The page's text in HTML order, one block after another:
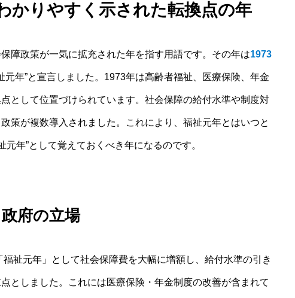
かりやすく示された転換点の年
障政策が一気に拡充された年を指す用語です。その年は1973
元年”と宣言しました。1973年は高齢者福祉、医療保険、年金
として位置づけられています。社会保障の給付水準や制度対
策が複数導入されました。これにより、福祉元年とはいつと
年”として覚えておくべき年になるのです。
府の立場
祉元年」として社会保障費を大幅に増額し、給付水準の引き
としました。これには医療保険・年金制度の改善が含まれて